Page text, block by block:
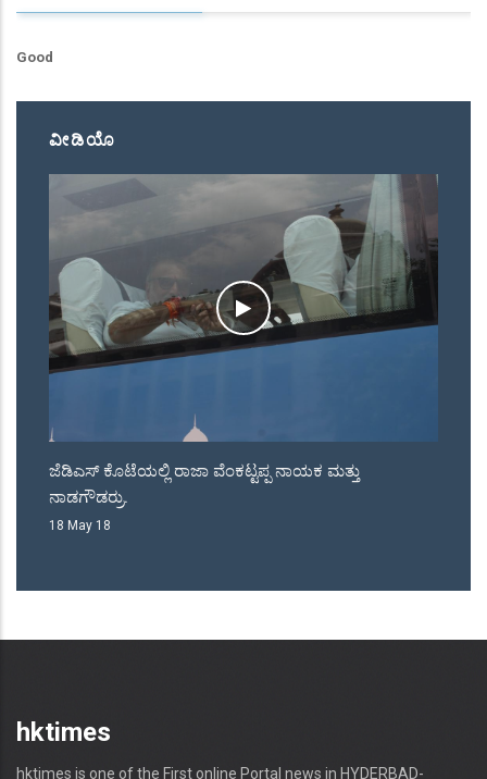
Good
ವೀಡಿಯೊ
ಜೆಡಿಎಸ್ ಕೊಟೆಯಲ್ಲಿ ರಾಜಾ ವೆಂಕಟ್ಟಪ್ಪ ನಾಯಕ ಮತ್ತು
ನಾಡಗೌಡರ್ರು.
18 May 18
hktimes
hktimes is one of the First online Portal news in HYDERBAD-